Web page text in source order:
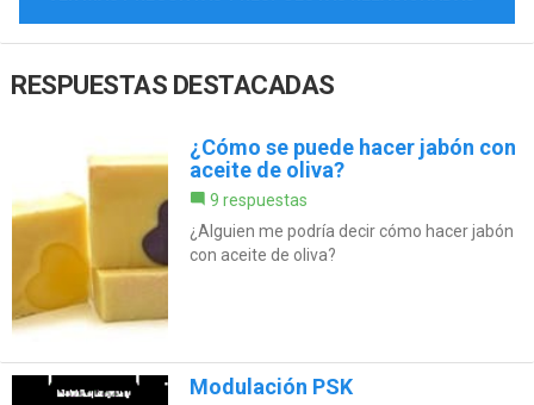
RESPUESTAS DESTACADAS
¿Cómo se puede hacer jabón con
aceite de oliva?
9 respuestas
¿Alguien me podría decir cómo hacer jabón
con aceite de oliva?
Modulación PSK